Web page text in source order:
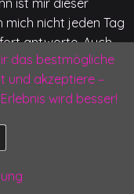
mich nicht jeden Tag
antworte. Auch
außen vielleicht
das bestmögliche
und akzeptiere –
wird besser!